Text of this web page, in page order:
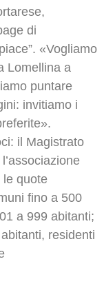
di
«Vogliamo
Lomellina a
puntare
invitiamo i
il Magistrato
le quote
fino a 500
a 999 abitanti;
residenti